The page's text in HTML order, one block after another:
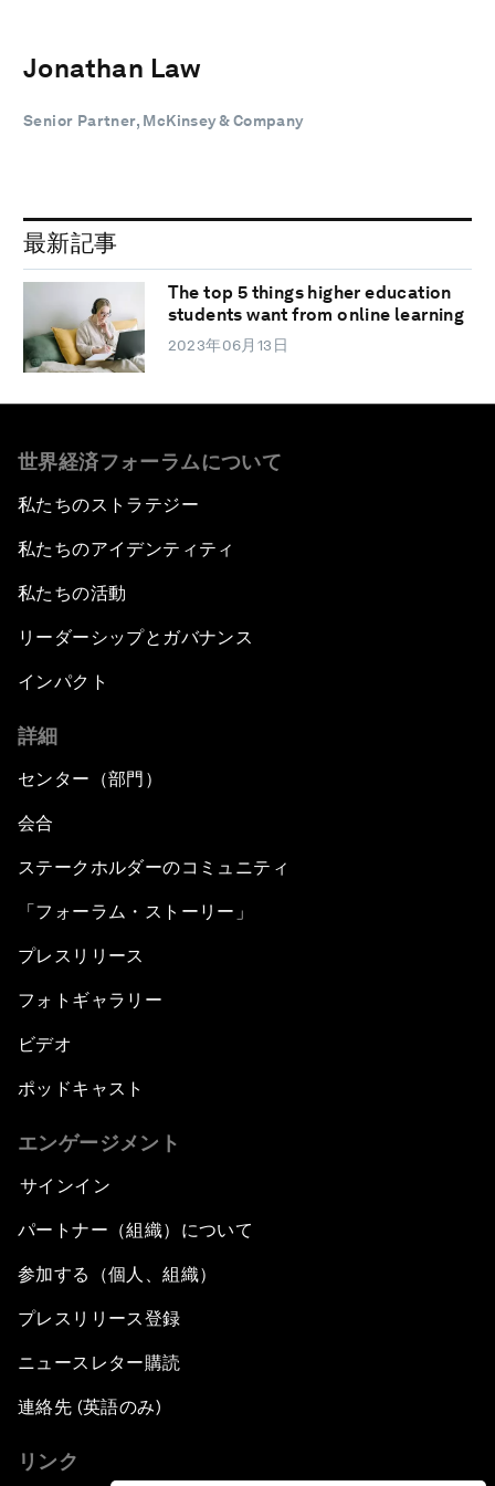
Jonathan Law
Senior Partner, McKinsey & Company
最新記事
The top 5 things higher education
students want from online learning
2023年06月13日
世界経済フォーラムについて
私たちのストラテジー
私たちのアイデンティティ
私たちの活動
リーダーシップとガバナンス
インパクト
詳細
センター（部門）
会合
ステークホルダーのコミュニティ
「フォーラム・ストーリー」
プレスリリース
フォトギャラリー
ビデオ
ポッドキャスト
エンゲージメント
サインイン
パートナー（組織）について
参加する（個人、組織）
プレスリリース登録
ニュースレター購読
連絡先 (英語のみ)
リンク